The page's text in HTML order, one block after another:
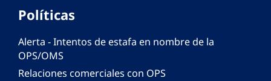
Políticas
Alerta - Intentos de estafa en nombre de la
OPS/OMS
Relaciones comerciales con OPS